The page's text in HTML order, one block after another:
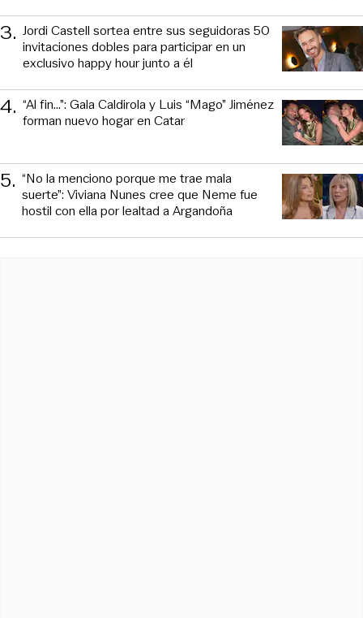
3. Jordi Castell sortea entre sus seguidoras 50
invitaciones dobles para participar en un
exclusivo happy hour junto a él
4. “Al fin…”: Gala Caldirola y Luis “Mago” Jiménez
forman nuevo hogar en Catar
5. “No la menciono porque me trae mala
suerte”: Viviana Nunes cree que Neme fue
hostil con ella por lealtad a Argandoña